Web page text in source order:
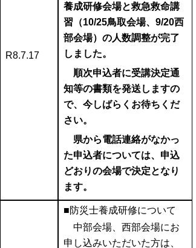
R8.7.17
養成研修会場と救急救命講
習（10/25鳥取会場、9/20西
部会場）の人数調整が完了
しました。
順次申込者に受講決定通
知等の書類を発送しますの
で、今しばらくお待ちくだ
さい。
県から電話連絡がなかっ
た申込者については、申込
どおりの会場で決定となり
ます。
■防災士養成研修について
中部会場、西部会場にお
申し込みいただいた方は、